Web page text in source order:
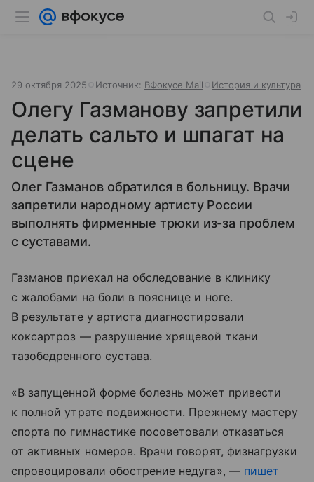
29 октября 2025 Источник: ВФокусе Mail История и культура
Олегу Газманову запретили
делать сальто и шпагат на
сцене
Олег Газманов обратился в больницу. Врачи
запретили народному артисту России
выполнять фирменные трюки из-за проблем
с суставами.
Газманов приехал на обследование в клинику
с жалобами на боли в пояснице и ноге.
В результате у артиста диагностировали
коксартроз — разрушение хрящевой ткани
тазобедренного сустава.
«В запущенной форме болезнь может привести
к полной утрате подвижности. Прежнему мастеру
спорта по гимнастике посоветовали отказаться
от активных номеров. Врачи говорят, физнагрузки
спровоцировали обострение недуга», — пишет